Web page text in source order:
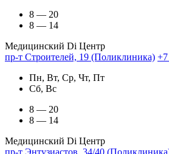
8 — 20
8 — 14
Медицинский Di Центр
пр-т Строителей, 19 (Поликлиника)
Пн, Вт, Ср, Чт, Пт
Сб, Вс
8 — 20
8 — 14
Медицинский Di Центр